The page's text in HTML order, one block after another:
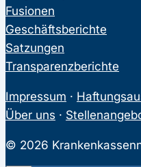
Fusionen
Geschäftsberichte
Satzungen
Transparenzberichte
Impressum ·
Über uns ·
© 2026